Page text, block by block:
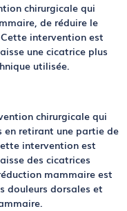
chirurgicale qui
de réduire le
intervention est
une cicatrice plus
utilisée.
chirurgicale qui
en retirant une partie de
intervention est
des cicatrices
mammaire est
douleurs dorsales et